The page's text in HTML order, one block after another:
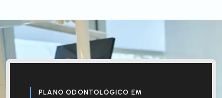
PLANO ODONTOLÓGICO EM